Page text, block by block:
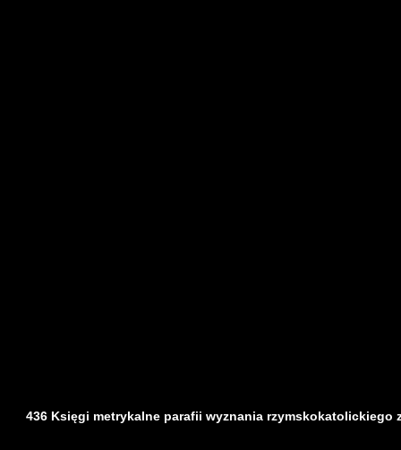
436 Księgi metrykalne parafii wyznania rzymskokatolickiego